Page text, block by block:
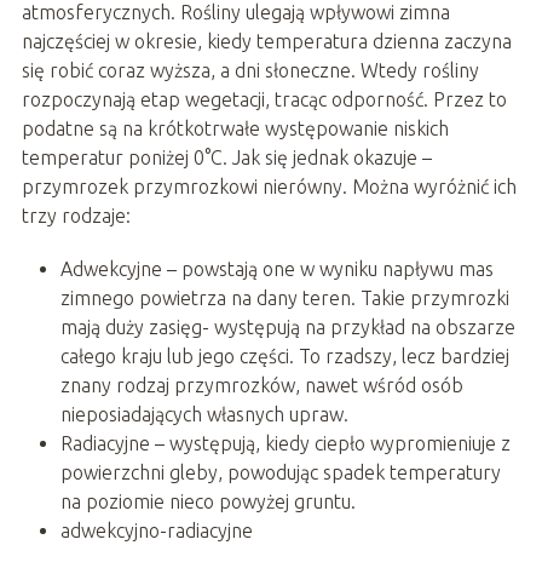
atmosferycznych. Rośliny ulegają wpływowi zimna
najczęściej w okresie, kiedy temperatura dzienna zaczyna
się robić coraz wyższa, a dni słoneczne. Wtedy rośliny
rozpoczynają etap wegetacji, tracąc odporność. Przez to
podatne są na krótkotrwałe występowanie niskich
temperatur poniżej 0°C. Jak się jednak okazuje –
przymrozek przymrozkowi nierówny. Można wyróżnić ich
trzy rodzaje:
Adwekcyjne – powstają one w wyniku napływu mas
zimnego powietrza na dany teren. Takie przymrozki
mają duży zasięg- występują na przykład na obszarze
całego kraju lub jego części. To rzadszy, lecz bardziej
znany rodzaj przymrozków, nawet wśród osób
nieposiadających własnych upraw.
Radiacyjne – występują, kiedy ciepło wypromieniuje z
powierzchni gleby, powodując spadek temperatury
na poziomie nieco powyżej gruntu.
adwekcyjno-radiacyjne